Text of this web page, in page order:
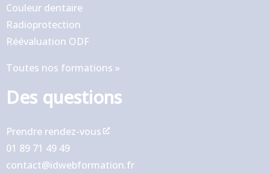
Couleur dentaire
Radioprotection
Réévaluation ODF
Toutes nos formations »
Des questions
Prendre rendez-vous
01 89 71 49 49
contact@idwebformation.fr